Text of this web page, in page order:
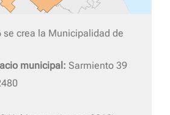
se crea la Municipalidad de
municipal: Sarmiento 39